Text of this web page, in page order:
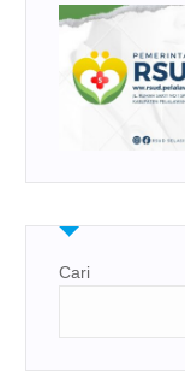
Cari